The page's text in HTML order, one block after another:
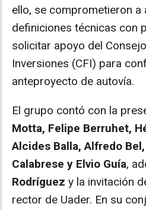
ello, se comprometieron a
definiciones técnicas con
solicitar apoyo del
Inversiones (CFI) para
anteproyecto de autovía.
El grupo contó con la
Motta, Felipe Berruhet,
Alcides Balla, Alfredo
Calabrese y Elvio Guía,
Rodríguez y la invitación
rector de Uader. En su